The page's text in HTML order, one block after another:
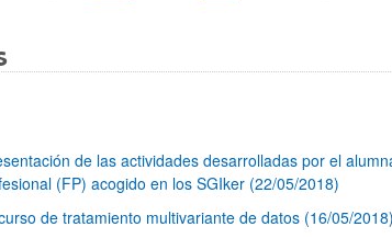
de las actividades desarrolladas por el
(FP) acogido en los SGIker (22/05/2018)
de tratamiento multivariante de datos (16/05/2018)